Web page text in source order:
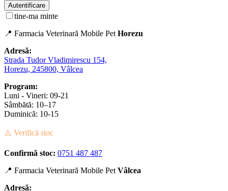
Autentificare
tine-ma minte
📍 Farmacia Veterinară Mobile Pet Horezu
Adresă:
Strada Tudor Vladimirescu 154,
Horezu, 245800, Vâlcea
Program:
Luni - Vineri: 09-21
Sâmbătă: 10–17
Duminică: 10-15
⚠️ Verifică stoc
Confirmă stoc: 0751 487 487
📍 Farmacia Veterinară Mobile Pet Vâlcea
Adresă: